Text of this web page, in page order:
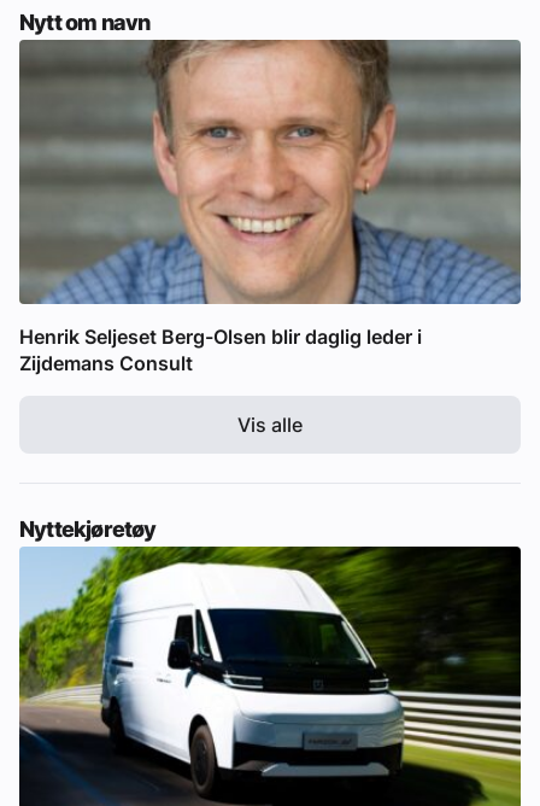
Nytt om navn
Henrik Seljeset Berg-Olsen blir daglig leder i
Zijdemans Consult
Vis alle
Nyttekjøretøy